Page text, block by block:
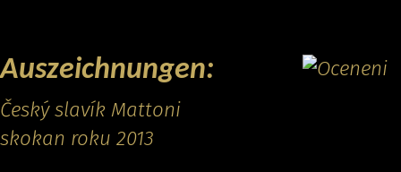
Auszeichnungen:
Český slavík Mattoni
skokan roku 2013